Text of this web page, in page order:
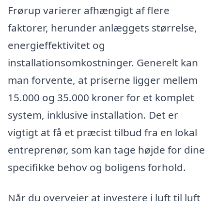
Frørup varierer afhængigt af flere
faktorer, herunder anlæggets størrelse,
energieffektivitet og
installationsomkostninger. Generelt kan
man forvente, at priserne ligger mellem
15.000 og 35.000 kroner for et komplet
system, inklusive installation. Det er
vigtigt at få et præcist tilbud fra en lokal
entreprenør, som kan tage højde for dine
specifikke behov og boligens forhold.
Når du overvejer at investere i luft til luft